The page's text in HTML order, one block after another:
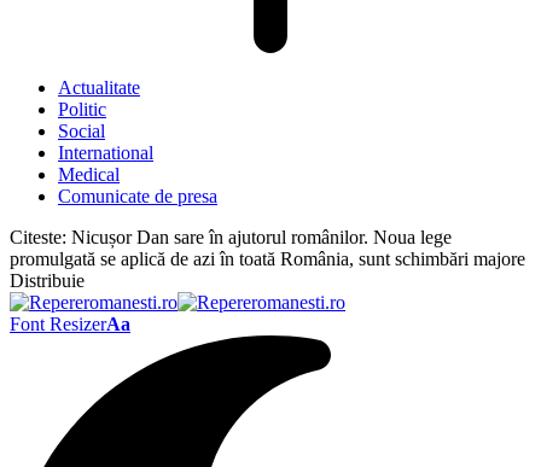
Actualitate
Politic
Social
International
Medical
Comunicate de presa
Citeste: Nicușor Dan sare în ajutorul românilor. Noua lege
promulgată se aplică de azi în toată România, sunt schimbări majore
Distribuie
Font ResizerAa